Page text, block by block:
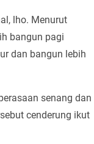
lho. Menurut
bangun pagi
dan bangun lebih
senang dan
cenderung ikut